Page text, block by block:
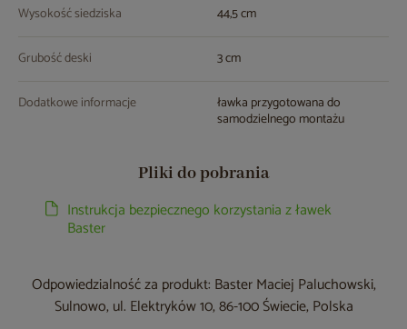
Wysokość siedziska 44,5 cm
Grubość deski 3 cm
Dodatkowe informacje ławka przygotowana do
samodzielnego montażu
Pliki do pobrania
Instrukcja bezpiecznego korzystania z ławek
Baster
Odpowiedzialność za produkt: Baster Maciej Paluchowski,
Sulnowo, ul. Elektryków 10, 86-100 Świecie, Polska